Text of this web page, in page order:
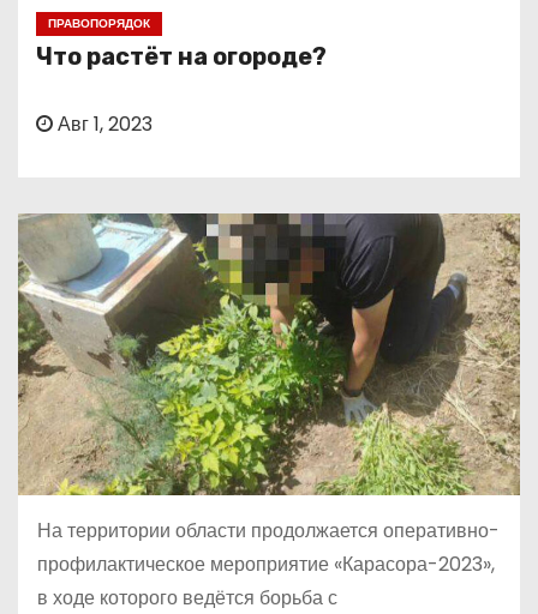
ПРАВОПОРЯДОК
Что растёт на огороде?
Авг 1, 2023
На территории области продолжается оперативно-
профилактическое мероприятие «Карасора-2023»,
в ходе которого ведётся борьба с